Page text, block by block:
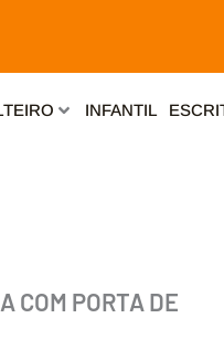
INFANTIL
COM PORTA DE